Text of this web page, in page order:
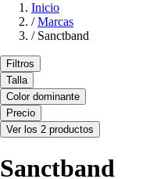
Inicio
/ Marcas
/ Sanctband
Filtros
Talla
Color dominante
Precio
Ver los 2 productos
Sanctband